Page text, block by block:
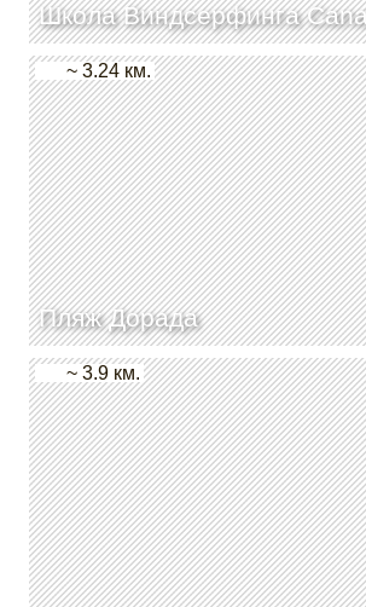
Школа Виндсерфинга
Пляж Дорада
~ 3.24 км.
~ 3.9 км.